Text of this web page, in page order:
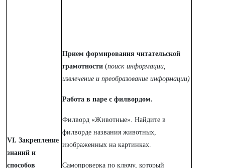
VI. Закрепление
знаний и
способов
Прием формирования читательской
грамотности (поиск информации,
извлечение и преобразование информации)
Работа в паре с филвордом.
Филворд «Животные». Найдите в
филворде названия животных,
изображенных на картинках.
Самопроверка по ключу, который